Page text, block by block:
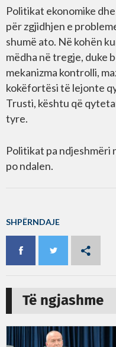
Politikat ekonomike
për zgjidhjen e
shumë ato. Në kohën
mëdha në tregje, duke
mekanizma kontrolli,
kokëfortësi të lejonte
Trusti, kështu që
tyre.
Politikat pa
po ndalen.
SHPËRNDAJE
Të ngjashme